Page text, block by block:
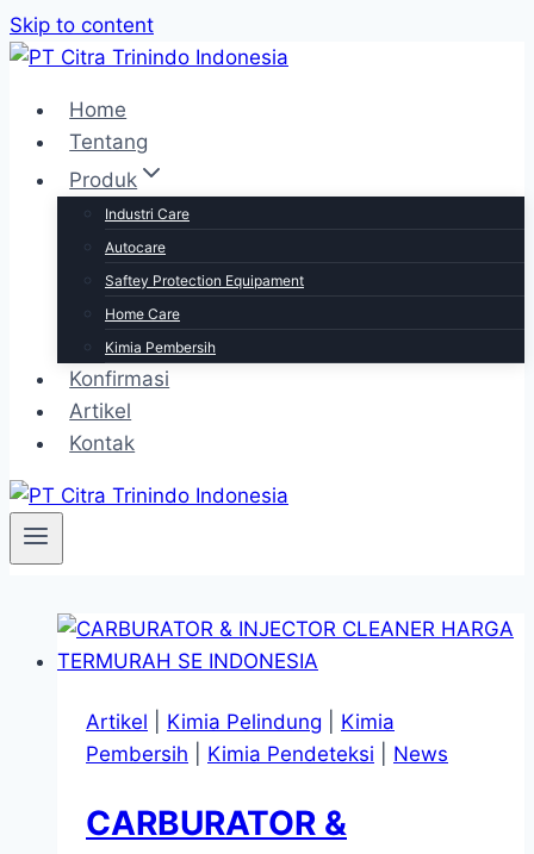
Skip to content
Home
Tentang
Produk
Industri Care
Autocare
Saftey Protection Equipament
Home Care
Kimia Pembersih
Konfirmasi
Artikel
Kontak
Artikel Kimia Pelindung
Kimia
Pembersih
Kimia Pendeteksi News
CARBURATOR &